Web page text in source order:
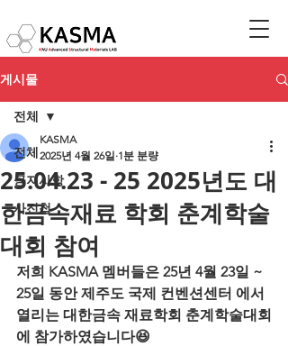
게시물
전체
공지사항
사진첩
전체
25.04.23 - 25 2025년도 대
한금속재료 학회 춘계학술
대회 참여
KASMA
2025년 4월 26일 1분 분량
저희 KASMA 멤버들은 25년 4월 23일 ~
25일 동안 제주도 국제 컨벤션센터 에서
열리는 대한금속 재료학회 춘계학술대회
에 참가하였습니다😆